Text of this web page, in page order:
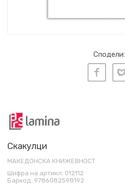
Сподели:
Скакулци
МАКЕДОНСКА КНИЖЕВНОСТ
Шифра на артикл: 012112
Баркод: 9786082598192